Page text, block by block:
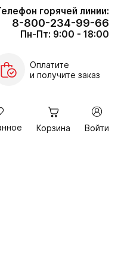
горячей линии:
8-800-234-99-66
Пн-Пт: 9:00 - 18:00
Оплатите
и получите заказ
Корзина Войти